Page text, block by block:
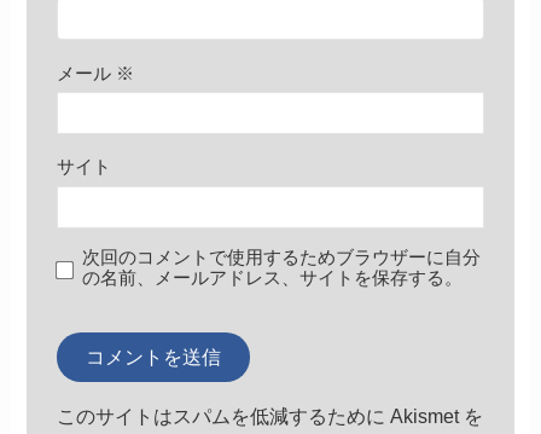
メール ※
サイト
次回のコメントで使用するためブラウザーに自分
の名前、メールアドレス、サイトを保存する。
このサイトはスパムを低減するために Akismet を